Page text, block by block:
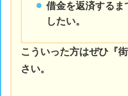
借金を返済するま
したい。
こういった方はぜひ『
さい。